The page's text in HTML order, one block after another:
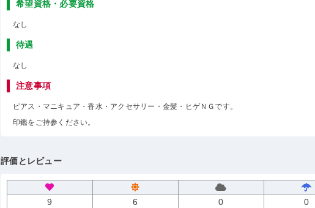
希望資格・必要資格
なし
待遇
なし
注意事項
ピアス・マニキュア・香水・アクセサリー・金髪・ヒゲＮＧです。
印鑑をご持参ください。
評価とレビュー
9 6 0 0